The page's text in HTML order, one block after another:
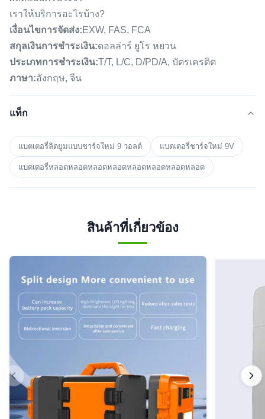
เราให้บริการอะไรบ้าง?
เงื่อนไขการจัดส่ง:EXW, FAS, FCA
สกุลเงินการชำระเงิน:ดอลล่าร์ ยูโร หยวน
ประเภทการชำระเงิน:T/T, L/C, D/PD/A, บัตรเครดิต
ภาษา:อังกฤษ, จีน
แท็ก
แบตเตอรี่ลิตยูมแบบชาร์จใหม่ 9 วอลต์ แบตเตอรี่ชาร์จใหม่ 9V
แบตเตอรี่หลอดหลอดหลอดหลอดหลอดหลอดหลอดหลอด
สินค้าที่เกี่ยวข้อง